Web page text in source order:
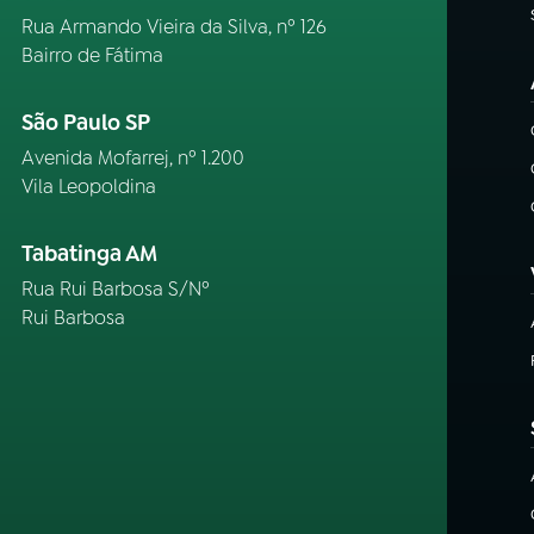
Rua Armando Vieira da Silva, nº 126
Bairro de Fátima
São Paulo SP
Avenida Mofarrej, nº 1.200
Vila Leopoldina
Tabatinga AM
Rua Rui Barbosa S/Nº
Rui Barbosa